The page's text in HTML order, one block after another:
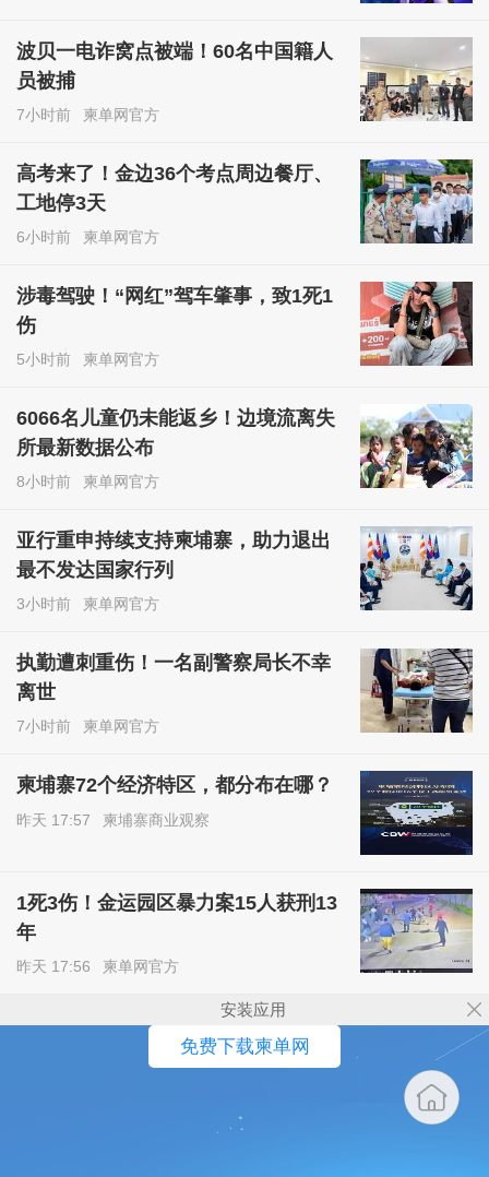
波贝一电诈窝点被端！60名中国籍人
员被捕
7小时前 柬单网官方
高考来了！金边36个考点周边餐厅、
工地停3天
6小时前 柬单网官方
涉毒驾驶！“网红”驾车肇事，致1死1
伤
5小时前 柬单网官方
6066名儿童仍未能返乡！边境流离失
所最新数据公布
8小时前 柬单网官方
亚行重申持续支持柬埔寨，助力退出
最不发达国家行列
3小时前 柬单网官方
执勤遭刺重伤！一名副警察局长不幸
离世
7小时前 柬单网官方
柬埔寨72个经济特区，都分布在哪？
昨天 17:57 柬埔寨商业观察
1死3伤！金运园区暴力案15人获刑13
年
昨天 17:56 柬单网官方
安装应用
免费下载柬单网